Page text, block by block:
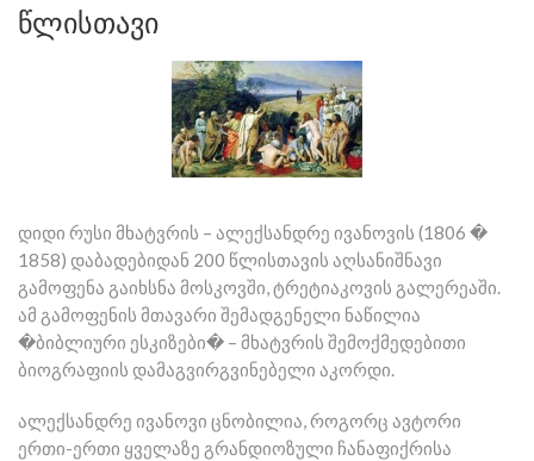
წლისთავი
დიდი რუსი მხატვრის – ალექსანდრე ივანოვის (1806 �
1858) დაბადებიდან 200 წლისთავის აღსანიშნავი
გამოფენა გაიხსნა მოსკოვში, ტრეტიაკოვის გალერეაში.
ამ გამოფენის მთავარი შემადგენელი ნაწილია
�ბიბლიური ესკიზები� – მხატვრის შემოქმედებითი
ბიოგრაფიის დამაგვირგვინებელი აკორდი.
ალექსანდრე ივანოვი ცნობილია, როგორც ავტორი
ერთი-ერთი ყველაზე გრანდიოზული ჩანაფიქრისა